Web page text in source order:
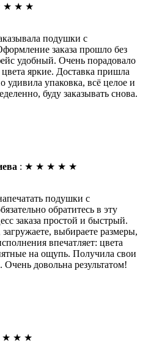
★ ★ ★
подушки с
заказа прошло без
удобный. Очень порадовало
цвета яркие. Доставка пришла
удивила упаковка, всё целое и
буду заказывать снова.
: ★ ★ ★ ★ ★
подушки с
обратитесь в эту
заказа простой и быстрый.
выбираете размеры,
впечатляет: цвета
на ощупь. Получила свои
довольна результатом!
★ ★ ★